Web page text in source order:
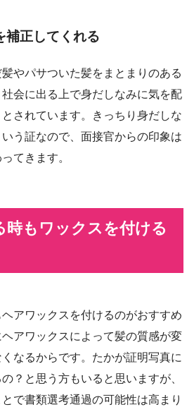
補正してくれる
やパサついた髪をまとまりのある
会に出る上で身だしなみに気を配
されています。きっちり身だしな
う証なので、面接官からの印象は
てきます。
時もワックスを付ける
アワックスを付けるのがおすすめ
アワックスによって髪の質感が変
なるからです。たかが証明写真に
？と思う方もいると思いますが、
で書類選考通過の可能性は高まり